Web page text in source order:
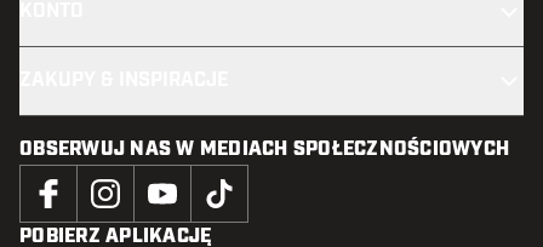
OBSERWUJ NAS W MEDIACH SPOŁECZNOŚCIOWYCH
POBIERZ APLIKACJĘ